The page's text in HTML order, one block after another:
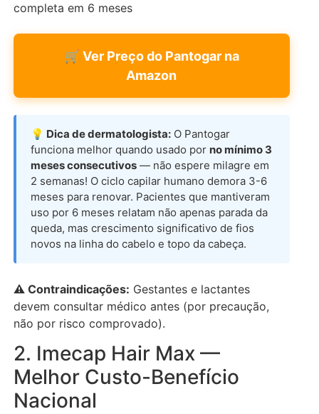
completa em 6 meses
🛒 Ver Preço do Pantogar na
Amazon
💡 Dica de dermatologista: O Pantogar
funciona melhor quando usado por no mínimo 3
meses consecutivos — não espere milagre em
2 semanas! O ciclo capilar humano demora 3-6
meses para renovar. Pacientes que mantiveram
uso por 6 meses relatam não apenas parada da
queda, mas crescimento significativo de fios
novos na linha do cabelo e topo da cabeça.
⚠️ Contraindicações: Gestantes e lactantes
devem consultar médico antes (por precaução,
não por risco comprovado).
2. Imecap Hair Max —
Melhor Custo-Benefício
Nacional